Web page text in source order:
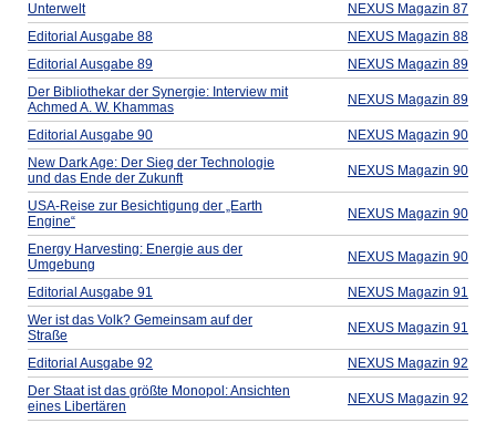
Unterwelt
NEXUS Magazin 87
Editorial Ausgabe 88
NEXUS Magazin 88
Editorial Ausgabe 89
NEXUS Magazin 89
Der Bibliothekar der Synergie: Interview mit
Achmed A. W. Khammas
NEXUS Magazin 89
Editorial Ausgabe 90
NEXUS Magazin 90
New Dark Age: Der Sieg der Technologie
und das Ende der Zukunft
NEXUS Magazin 90
USA-Reise zur Besichtigung der „Earth
Engine“
NEXUS Magazin 90
Energy Harvesting: Energie aus der
Umgebung
NEXUS Magazin 90
Editorial Ausgabe 91
NEXUS Magazin 91
Wer ist das Volk? Gemeinsam auf der
Straße
NEXUS Magazin 91
Editorial Ausgabe 92
NEXUS Magazin 92
Der Staat ist das größte Monopol: Ansichten
eines Libertären
NEXUS Magazin 92